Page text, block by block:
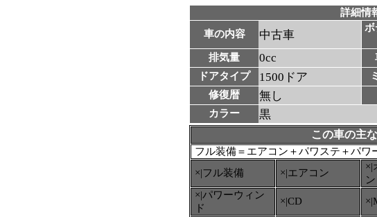
詳細情
車の内容
中古車
排気量 0cc
ドアタイプ 1500ドア
修復暦 無し
カラー 黒
この車の主
フル装備＝エアコン＋パワステ＋パワ
×|フル装備
×|エアコン
×|
ン
×|パワーウィン
ド
×|CD